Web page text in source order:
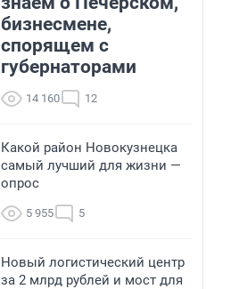
бизнесмене,
спорящем с
губернаторами
14 160 12
Какой район Новокузнецка
самый лучший для жизни —
опрос
5 955 5
Новый логистический центр
за 2 млрд рублей и мост для